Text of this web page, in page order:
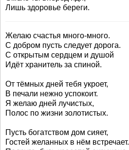
Лишь здоровье береги.
Желаю счастья много-много.
С добром пусть следует дорога.
С открытым сердцем и душой
Идёт хранитель за спиной.
От тёмных дней тебя укроет,
В печали нежно успокоит.
Я желаю дней лучистых,
Полос по жизни золотистых.
Пусть богатством дом сияет,
Гостей желанных в нём встречает.